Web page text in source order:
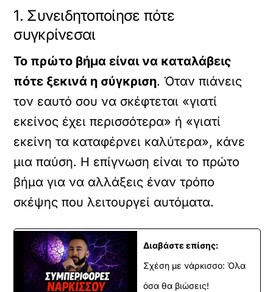
1. Συνειδητοποίησε πότε
συγκρίνεσαι
Το πρώτο βήμα είναι να καταλάβεις
πότε ξεκινά η σύγκριση. Όταν πιάνεις
τον εαυτό σου να σκέφτεται «γιατί
εκείνος έχει περισσότερα» ή «γιατί
εκείνη τα καταφέρνει καλύτερα», κάνε
μια παύση. Η επίγνωση είναι το πρώτο
βήμα για να αλλάξεις έναν τρόπο
σκέψης που λειτουργεί αυτόματα.
Διαβάστε επίσης:
Σχέση με νάρκισσο: Όλα
όσα θα βιώσεις!